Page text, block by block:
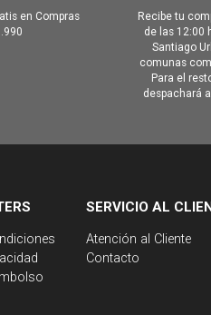
en Compras
Recibe tu
de las 12:00
Santiago
comunas
Para el
despachará
SERVICIO AL
Atención al Cliente
Contacto